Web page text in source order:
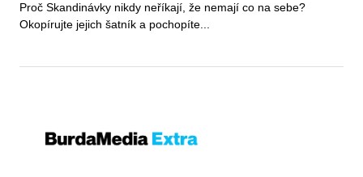
Proč Skandinávky nikdy neříkají, že nemají co na sebe?
Okopírujte jejich šatník a pochopíte...